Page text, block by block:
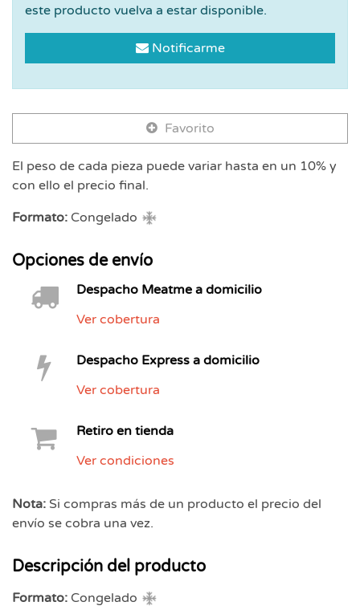
este producto vuelva a estar disponible.
Notificarme
Favorito
El peso de cada pieza puede variar hasta en un 10% y
con ello el precio final.
Formato: Congelado
Opciones de envío
Despacho Meatme a domicilio
Ver cobertura
Despacho Express a domicilio
Ver cobertura
Retiro en tienda
Ver condiciones
Nota: Si compras más de un producto el precio del
envío se cobra una vez.
Descripción del producto
Formato: Congelado